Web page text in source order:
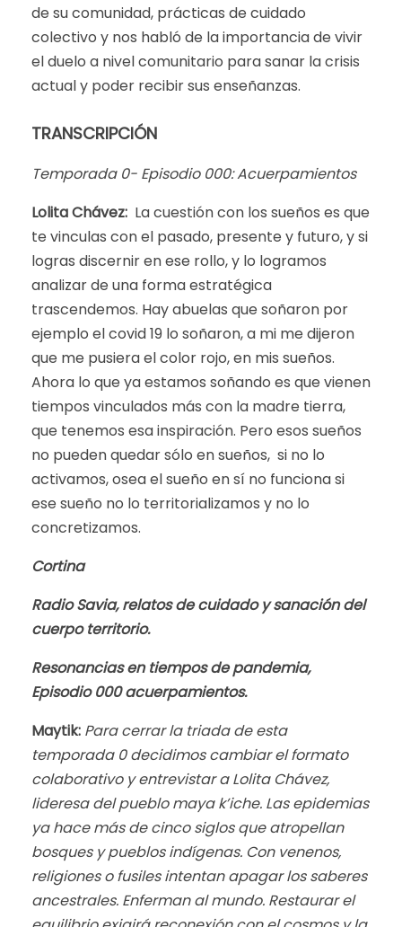
de su comunidad, prácticas de cuidado
colectivo y nos habló de la importancia de vivir
el duelo a nivel comunitario para sanar la crisis
actual y poder recibir sus enseñanzas.
TRANSCRIPCIÓN
Temporada 0- Episodio 000: Acuerpamientos
Lolita Chávez: La cuestión con los sueños es que
te vinculas con el pasado, presente y futuro, y si
logras discernir en ese rollo, y lo logramos
analizar de una forma estratégica
trascendemos. Hay abuelas que soñaron por
ejemplo el covid 19 lo soñaron, a mi me dijeron
que me pusiera el color rojo, en mis sueños.
Ahora lo que ya estamos soñando es que vienen
tiempos vinculados más con la madre tierra,
que tenemos esa inspiración. Pero esos sueños
no pueden quedar sólo en sueños, si no lo
activamos, osea el sueño en sí no funciona si
ese sueño no lo territorializamos y no lo
concretizamos.
Cortina
Radio Savia, relatos de cuidado y sanación del
cuerpo territorio.
Resonancias en tiempos de pandemia,
Episodio 000 acuerpamientos.
Maytik: Para cerrar la triada de esta
temporada 0 decidimos cambiar el formato
colaborativo y entrevistar a Lolita Chávez,
lideresa del pueblo maya k’iche. Las epidemias
ya hace más de cinco siglos que atropellan
bosques y pueblos indígenas. Con venenos,
religiones o fusiles intentan apagar los saberes
ancestrales. Enferman al mundo. Restaurar el